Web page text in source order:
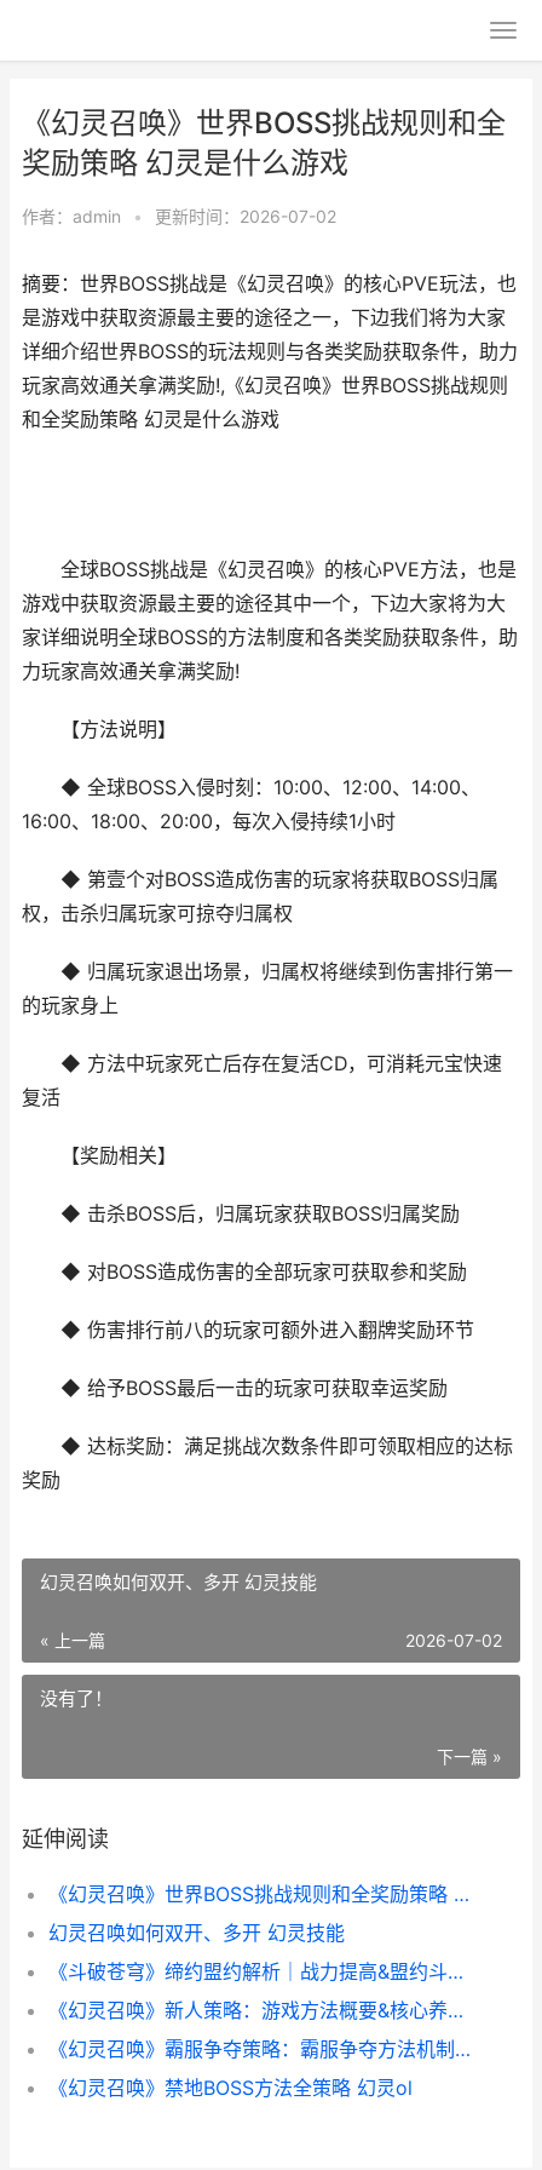
《幻灵召唤》世界BOSS挑战规则和全
奖励策略 幻灵是什么游戏
作者： admin • 更新时间：2026-07-02
摘要：世界BOSS挑战是《幻灵召唤》的核心PVE玩法，也
是游戏中获取资源最主要的途径之一，下边我们将为大家
详细介绍世界BOSS的玩法规则与各类奖励获取条件，助力
玩家高效通关拿满奖励!,《幻灵召唤》世界BOSS挑战规则
和全奖励策略 幻灵是什么游戏
全球BOSS挑战是《幻灵召唤》的核心PVE方法，也是
游戏中获取资源最主要的途径其中一个，下边大家将为大
家详细说明全球BOSS的方法制度和各类奖励获取条件，助
力玩家高效通关拿满奖励!
【方法说明】
◆ 全球BOSS入侵时刻：10:00、12:00、14:00、
16:00、18:00、20:00，每次入侵持续1小时
◆ 第壹个对BOSS造成伤害的玩家将获取BOSS归属
权，击杀归属玩家可掠夺归属权
◆ 归属玩家退出场景，归属权将继续到伤害排行第一
的玩家身上
◆ 方法中玩家死亡后存在复活CD，可消耗元宝快速
复活
【奖励相关】
◆ 击杀BOSS后，归属玩家获取BOSS归属奖励
◆ 对BOSS造成伤害的全部玩家可获取参和奖励
◆ 伤害排行前八的玩家可额外进入翻牌奖励环节
◆ 给予BOSS最后一击的玩家可获取幸运奖励
◆ 达标奖励：满足挑战次数条件即可领取相应的达标
奖励
幻灵召唤如何双开、多开 幻灵技能
« 上一篇 2026-07-02
没有了！
下一篇 »
延伸阅读
《幻灵召唤》世界BOSS挑战规则和全奖励策略 幻灵是什么游戏
幻灵召唤如何双开、多开 幻灵技能
《斗破苍穹》缔约盟约解析｜战力提高&盟约斗者主推 斗破苍穹帝
《幻灵召唤》新人策略：游戏方法概要&核心养成机制说明 幻灵ol
《幻灵召唤》霸服争夺策略：霸服争夺方法机制详细解答 幻灵怎么样
《幻灵召唤》禁地BOSS方法全策略 幻灵ol